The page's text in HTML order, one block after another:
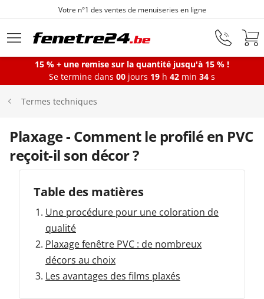
Aller au contenu principal
Votre n°1 des ventes de menuiseries en ligne
Fenêtres
Baies vitrées
Portes d'entrée
Protections solaires
15 % + une remise sur la quantité jusqu'à 15 % !
Se termine dans 00 jours 19 h 42 min 34 s
Termes techniques
Plaxage - Comment le profilé en PVC
reçoit-il son décor ?
Table des matières
Une procédure pour une coloration de
qualité
Plaxage fenêtre PVC : de nombreux
décors au choix
Les avantages des films plaxés